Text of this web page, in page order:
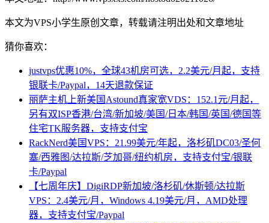
本文为VPS小学生原创文章，转载请注明出处和文章地址
猜你喜欢：
justvps优惠10%，全球43机房可选，2.2美元/月起，支持
银联卡/Paypal，14天退款保证
丽萨主机上新美国Astound真家宽VDS：152.1元/月起，
另有双ISP香港/台湾/新加坡/美国/日本/韩国/英国/德国等
住宅TK服务器，支持支付宝
RackNerd美国VPS：21.99美元/年起，洛杉矶DC03/圣何
塞/西雅图/达拉斯/芝加哥/纽约机房，支持支付宝/银联
卡/Paypal
【七周年庆】DigiRDP新加坡/洛杉矶/休斯顿/达拉斯
VPS：2.4美元/月，Windows 4.19美元/月，AMD处理
器，支持支付宝/Paypal